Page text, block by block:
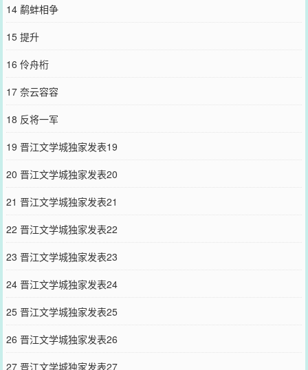
要！！”攻搬宿舍后：受宿舍（美滋滋夹道欢迎）：“欢迎兄弟欢迎兄
要挖我们舍草！”受宿舍：“自己留不住人关我们什么事略略略～”俩人
王，就是要反野！”顺便拦着跳起来铲人的受宿舍：“操别拦我！我打
甜滋滋团宠受x非常爱装的Bking攻
微信里的朋友推荐哦！
14 鹬蚌相争
15 提升
16 伶舟桁
17 奈云容容
18 反将一军
19 晋江文学城独家发表19
20 晋江文学城独家发表20
21 晋江文学城独家发表21
22 晋江文学城独家发表22
23 晋江文学城独家发表23
24 晋江文学城独家发表24
25 晋江文学城独家发表25
26 晋江文学城独家发表26
27 晋江文学城独家发表27